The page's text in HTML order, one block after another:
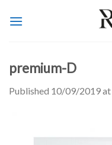
premium-D
Published 10/09/2019at